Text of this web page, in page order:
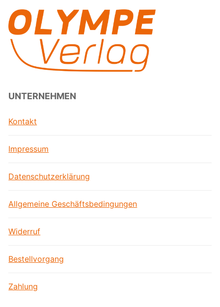
UNTERNEHMEN
Kontakt
Impressum
Datenschutzerklärung
Allgemeine Geschäftsbedingungen
Widerruf
Bestellvorgang
Zahlung